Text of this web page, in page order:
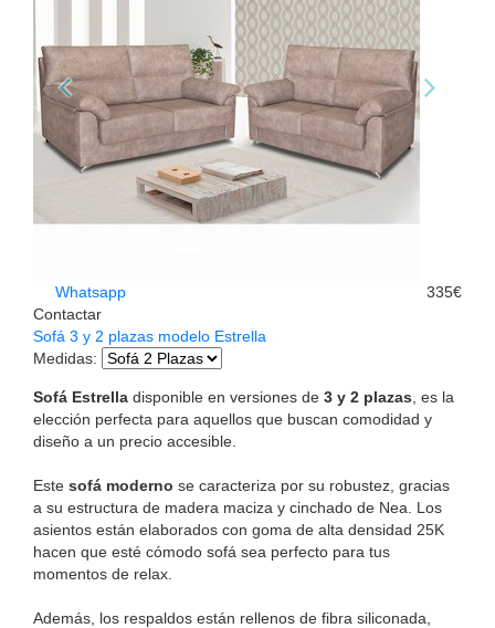
Whatsapp
Contactar
335€
Sofá 3 y 2 plazas modelo Estrella
Medidas:
Sofá Estrella disponible en versiones de 3 y 2 plazas , es la
elección perfecta para aquellos que buscan comodidad y
diseño a un precio accesible.
Este sofá moderno se caracteriza por su robustez, gracias
a su estructura de madera maciza y cinchado de Nea. Los
asientos están elaborados con goma de alta densidad 25K
hacen que esté cómodo sofá sea perfecto para tus
momentos de relax.
Además, los respaldos están rellenos de fibra siliconada,